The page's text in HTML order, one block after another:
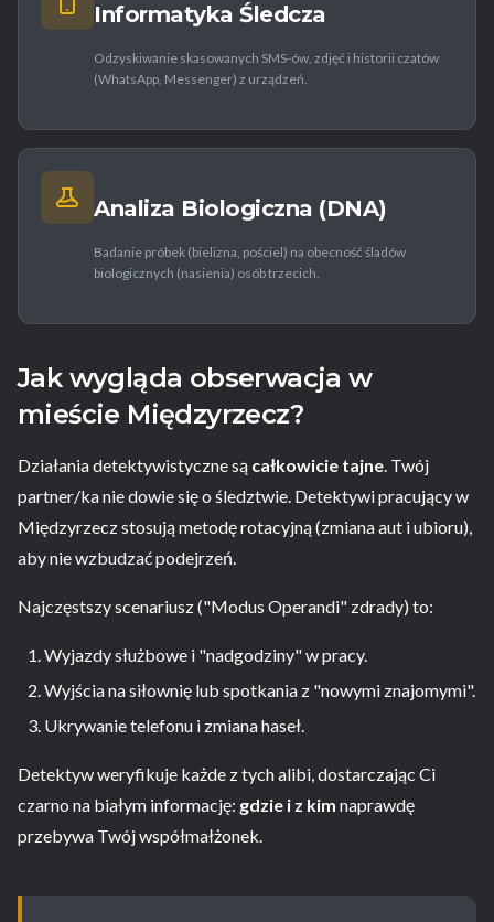
Informatyka Śledcza
Odzyskiwanie skasowanych SMS-ów, zdjęć i historii czatów
(WhatsApp, Messenger) z urządzeń.
Analiza Biologiczna (DNA)
Badanie próbek (bielizna, pościel) na obecność śladów
biologicznych (nasienia) osób trzecich.
Jak wygląda obserwacja w
mieście Międzyrzecz?
Działania detektywistyczne są całkowicie tajne. Twój
partner/ka nie dowie się o śledztwie. Detektywi pracujący w
Międzyrzecz stosują metodę rotacyjną (zmiana aut i ubioru),
aby nie wzbudzać podejrzeń.
Najczęstszy scenariusz ("Modus Operandi" zdrady) to:
Wyjazdy służbowe i "nadgodziny" w pracy.
Wyjścia na siłownię lub spotkania z "nowymi znajomymi".
Ukrywanie telefonu i zmiana haseł.
Detektyw weryfikuje każde z tych alibi, dostarczając Ci
czarno na białym informację: gdzie i z kim naprawdę
przebywa Twój współmałżonek.